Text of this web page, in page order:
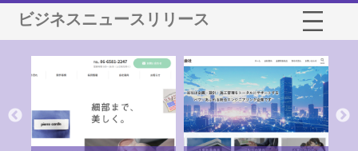
ビジネスニュースリリース